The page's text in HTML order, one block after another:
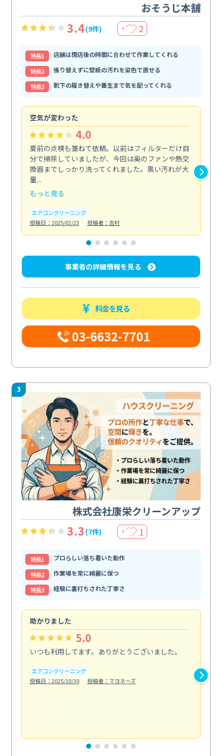
おそうじ本舗
3.4(9件) ＋ 2
特⻑1
店舗は閉店後の時間に合わせて作業してくれる
特⻑2
張り替えずに壁紙の汚れを染色で直せる
特⻑3
靴下の履き替えや養生まで気を配ってくれる
空気が変わった
4.0
夏前の点検も兼ねて依頼。以前はフィルターだけ自
分で掃除していましたが、今回は奥のファンや熱交
換器までしっかり洗ってくれました。黒い汚れが大
量...
もっと見る
エアコンクリーニング
投稿日：2025/02/23
投稿者：吉村
事業者の詳細情報を見る
料金を見る
03-6632-7701
3
株式会社康栄クリーンアップ
3.3 (7件) ＋ 1
特⻑1
プロらしい落ち着いた動作
特⻑2
作業場を常に綺麗に保つ
特⻑3
経験に裏打ちされた丁寧さ
助かりました
5.0
いつも利用してます。ありがとうございました。
エアコンクリーニング
投稿日：2025/10/30
投稿者：マヨネーズ